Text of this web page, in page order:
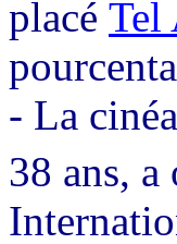
placé Tel
- La
38 ans, a